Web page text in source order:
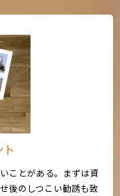
ト
ことがある。まずは資
後のしつこい勧誘も致